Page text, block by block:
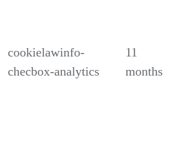
cookielawinfo-
checbox-analytics
11
months